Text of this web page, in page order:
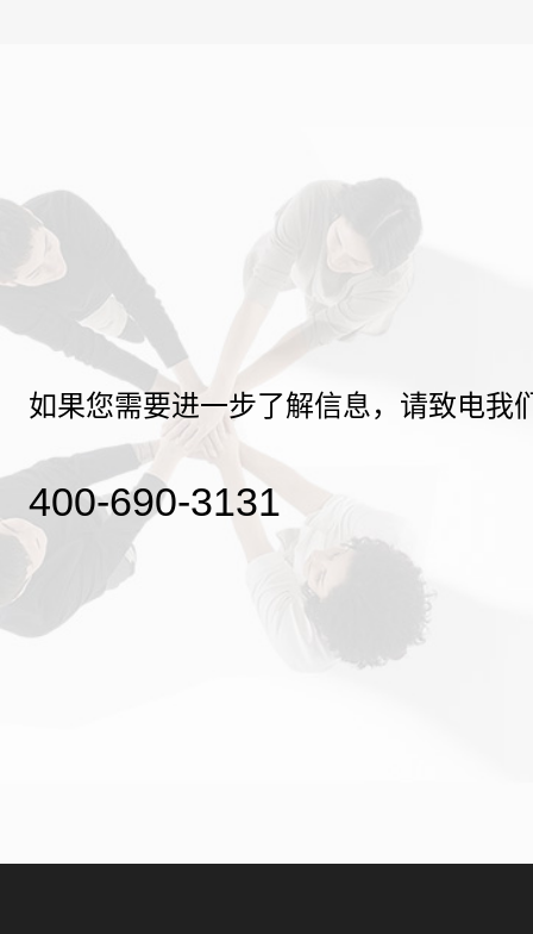
如果您需要进一步了解信息，请致电我
400-690-3131